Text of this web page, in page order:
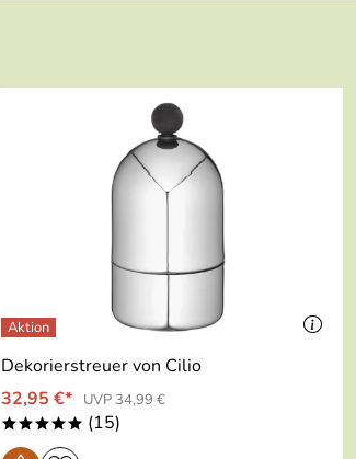
Dekorierstreuer von Cilio
32,95 €*
UVP 34,99 €
***** (15)